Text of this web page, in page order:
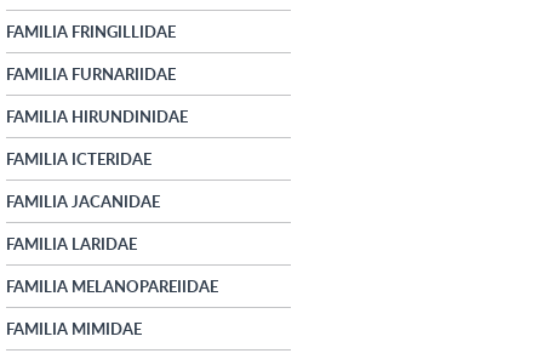
FAMILIA FRINGILLIDAE
FAMILIA FURNARIIDAE
FAMILIA HIRUNDINIDAE
FAMILIA ICTERIDAE
FAMILIA JACANIDAE
FAMILIA LARIDAE
FAMILIA MELANOPAREIIDAE
FAMILIA MIMIDAE